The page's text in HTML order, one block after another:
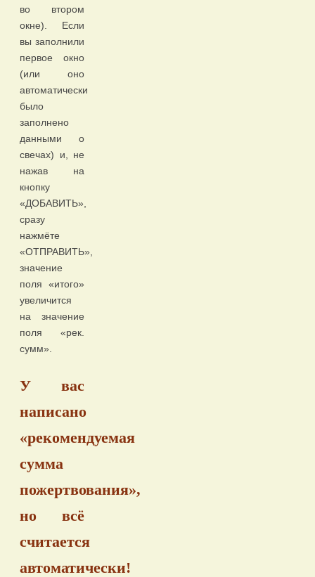
во втором
окне). Если
вы заполнили
первое окно
(или оно
автоматически
было
заполнено
данными о
свечах) и, не
нажав на
кнопку
«ДОБАВИТЬ»,
сразу
нажмёте
«ОТПРАВИТЬ»,
значение
поля «итого»
увеличится
на значение
поля «рек.
сумм».
У вас
написано
«рекомендуемая
сумма
пожертвования»,
но всё
считается
автоматически!